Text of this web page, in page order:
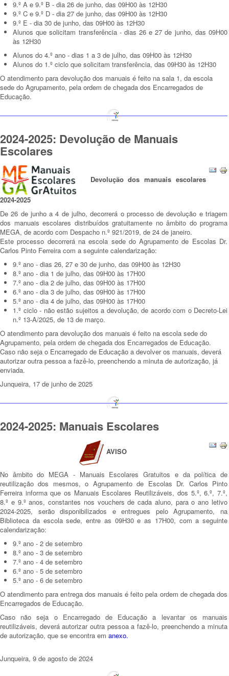
9.º A e 9.º B - dia 26 de junho, das 09H00 às 12H30
9.º C e 9.º D - dia 27 de junho, das 09H00 às 12H30
9.º E - dia 30 de junho, das 09H00 às 12H30
Alunos que solicitam transferência - dias 26 e 27 de junho, das 09H00
às 12H30
Alunos do 4.º ano - dias 1 a 3 de julho, das 09H00 às 12H30
Alunos do 1.º ciclo que solicitam transferência, das 09H30 às 12H30
O atendimento para devolução dos manuais é feito na sala 1, da escola
sede do Agrupamento, pela ordem de chegada dos Encarregados de
Educação.
2024-2025: Devolução de Manuais
Escolares
Devolução dos manuais escolares
2024-2025
De 26 de junho a 4 de julho, decorrerá o processo de devolução e triagem
dos manuais escolares distribuídos gratuitamente no âmbito do programa
MEGA, de acordo com Despacho n.º 921/2019, de 24 de janeiro.
Este processo decorrerá na escola sede do Agrupamento de Escolas Dr.
Carlos Pinto Ferreira com a seguinte calendarização:
9.º ano - dias 26, 27 e 30 de junho, das 09H00 às 12H30
8.º ano - dia 1 de julho, das 09H00 às 17H00
7.º ano - dia 2 de julho, das 09H00 às 17H00
6.º ano - dia 3 de julho, das 09H00 às 17H00
5.º ano - dia 4 de julho, das 09H00 às 17H00
1.º ciclo - não estão sujeitos a devolução, de acordo com o Decreto-Lei
n.º 13-A/2025, de 13 de março.
O atendimento para devolução dos manuais é feito na escola sede do
Agrupamento, pela ordem de chegada dos Encarregados de Educação.
Caso não seja o Encarregado de Educação a devolver os manuais, deverá
autorizar outra pessoa a fazê-lo, preenchendo a minuta de autorização, já
enviada.
Junqueira, 17 de junho de 2025
2024-2025: Manuais Escolares
AVISO
No âmbito do MEGA - Manuais Escolares Gratuitos e da política de
reutilização dos mesmos, o Agrupamento de Escolas Dr. Carlos Pinto
Ferreira informa que os Manuais Escolares Reutilizáveis, dos 5.º, 6.º, 7.º,
8.º e 9.º anos, constantes nos vouchers de cada aluno, para o ano letivo
2024-2025, serão disponibilizados e entregues pelo Agrupamento, na
Biblioteca da escola sede, entre as 09H30 e as 17H00, com a seguinte
calendarização:
9.º ano - 2 de setembro
8.º ano - 3 de setembro
7.º ano - 4 de setembro
6.º ano - 5 de setembro
5.º ano - 6 de setembro
O atendimento para entrega dos manuais é feito pela ordem de chegada dos
Encarregados de Educação.
Caso não seja o Encarregado de Educação a levantar os manuais
reutilizáveis, deverá autorizar outra pessoa a fazê-lo, preenchendo a minuta
de autorização, que se encontra em anexo.
Junqueira, 9 de agosto de 2024